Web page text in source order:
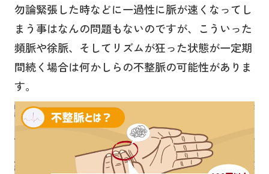
勿論緊張した時などに一過性に脈が速くなってし
まう事はなんの問題もないのですが、こういった
頻脈や徐脈、そしてリズムが狂った状態が一定期
間続く場合は何かしらの不整脈の可能性がありま
す。